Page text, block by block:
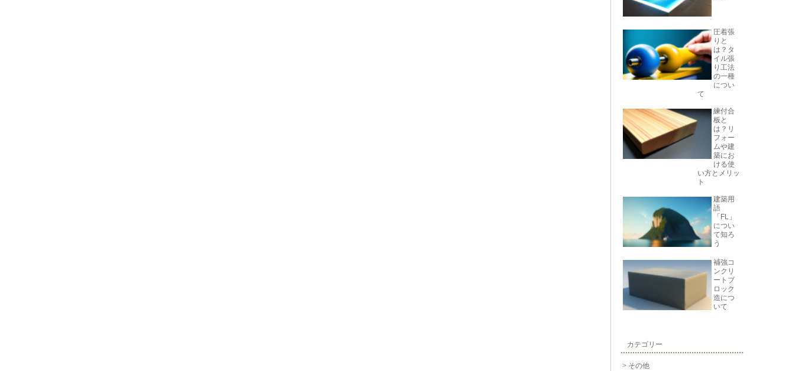
圧着張
りと
は？タ
イル張
り工法
の一種
につい
て
練付合
板と
は？リ
フォー
ムや建
築にお
ける使
い方とメリッ
ト
建築用
語
「FL」
につい
て知ろ
う
補強コ
ンクリ
ートブ
ロック
造につ
いて
カテゴリー
その他